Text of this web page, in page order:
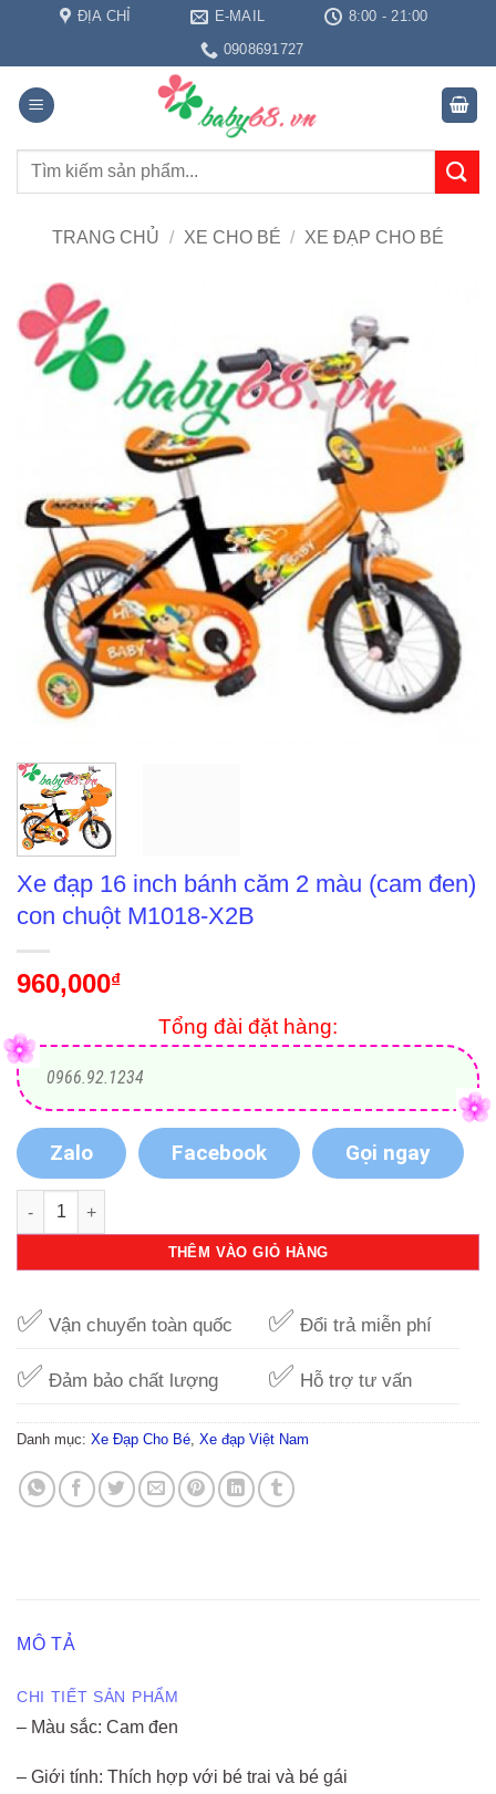
nội
dung
ĐỊA CHỈ E-MAIL
8:00 - 21:00
0908691727
Tìm
TRANG CHỦ / XE CHO BÉ / XE ĐẠP CHO BÉ
Xe đạp 16 inch bánh căm 2 màu (cam đen)
con chuột M1018-X2B
960,000₫
Tổng đài đặt hàng:
0966.92.1234
Zalo Facebook Gọi ngay
Xe đạp 16 inch bánh căm 2 màu (cam đen) con chuột M1018-
THÊM VÀO GIỎ HÀNG
✅ Vận chuyển toàn quốc ✅ Đổi trả miễn phí
✅ Đảm bảo chất lượng ✅ Hỗ trợ tư vấn
Danh mục: Xe Đạp Cho Bé Xe đạp Việt Nam
MÔ TẢ
CHI TIẾT SẢN PHẨM
– Màu sắc: Cam đen
– Giới tính: Thích hợp với bé trai và bé gái